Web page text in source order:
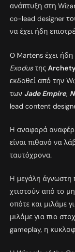
ανάπτυξη στη
co-lead designer
να έχει ήδη
Ο Martens έχει
Exodusτης
εκδοθεί από την
των Jade Empire,
lead content
Η αναφορά
είναι πιθανό να
ταυτόχρονα.
Η μεγάλη άγνωστη
χτιστούν από το
οπότε και μιλάμε
μιλάμε για πιο
gameplay, η